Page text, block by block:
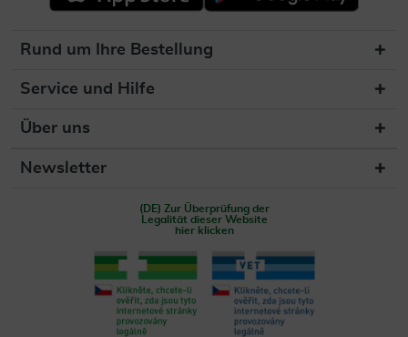
Rund um Ihre Bestellung
Service und Hilfe
Über uns
Newsletter
(DE) Zur Überprüfung der
Legalität dieser Website
hier klicken